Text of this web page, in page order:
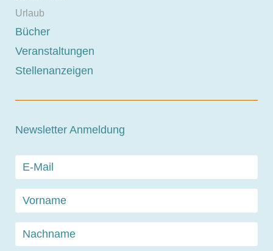
Urlaub
Bücher
Veranstaltungen
Stellenanzeigen
Newsletter Anmeldung